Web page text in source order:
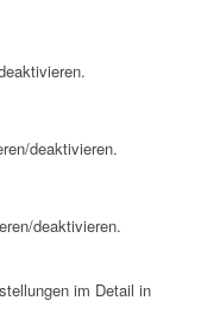
deaktivieren.
deaktivieren.
im Detail in